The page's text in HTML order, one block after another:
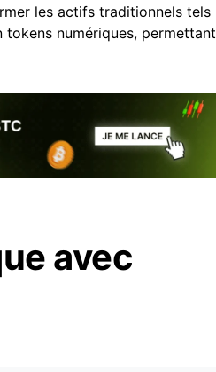
les actifs traditionnels tels
tokens numériques, permettant
avec